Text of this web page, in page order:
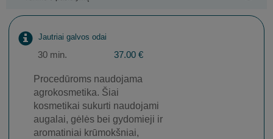
Jautriai galvos odai
30 min. 37.00 €
Procedūroms naudojama
agrokosmetika. Šiai
kosmetikai sukurti naudojami
augalai, gėlės bei gydomieji ir
aromatiniai krūmokšniai,